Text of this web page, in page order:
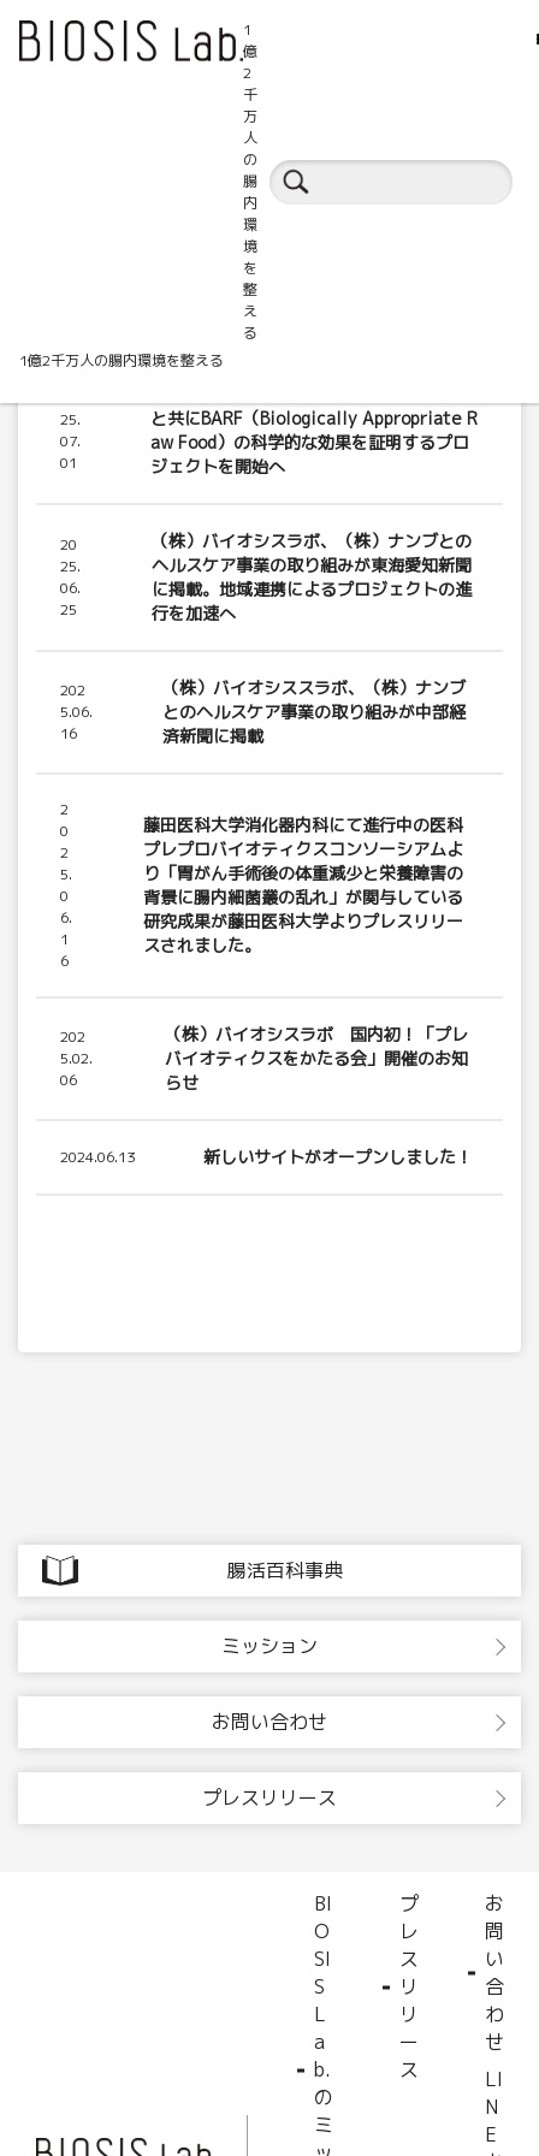
1
億
2
千
万
人
の
腸
内
環
境
を
整
え
る
1億2千万人の腸内環境を整える
BIOSIS.Labからのお知らせ
25.
07.
01
と共にBARF（Biologically Appropriate R
aw Food）の科学的な効果を証明するプロ
ジェクトを開始へ
20
25.
06.
25
（株）バイオシスラボ、（株）ナンブとの
ヘルスケア事業の取り組みが東海愛知新聞
に掲載。地域連携によるプロジェクトの進
行を加速へ
202
5.06.
16
（株）バイオシススラボ、（株）ナンブ
とのヘルスケア事業の取り組みが中部経
済新聞に掲載
2
0
2
5.
0
6.
1
6
藤田医科大学消化器内科にて進行中の医科
プレプロバイオティクスコンソーシアムよ
り「胃がん手術後の体重減少と栄養障害の
背景に腸内細菌叢の乱れ」が関与している
研究成果が藤田医科大学よりプレスリリー
スされました。
202
5.02.
06
（株）バイオシスラボ 国内初！「プレ
バイオティクスをかたる会」開催のお知
らせ
2024.06.13 新しいサイトがオープンしました！
腸活百科事典
ミッション
お問い合わせ
プレスリリース
BI
O
SI
S
L
a
b.
の
ミ
プ
レ
ス
リ
リ
ー
ス
お
問
い
合
わ
せ
LI
N
E